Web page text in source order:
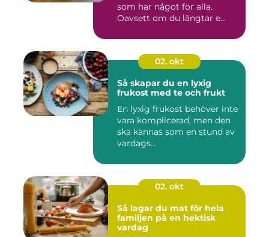
som har något för alla.
Oavsett om du längtar e...
02. okt
Så skapar du en lyxig
frukost med te och frukt
En lyxig frukost behöver inte
vara komplicerad, men den
ska kännas som en stund av
vardags...
02. okt
Så lagar du mat för hela
familjen på en hektisk
vardag